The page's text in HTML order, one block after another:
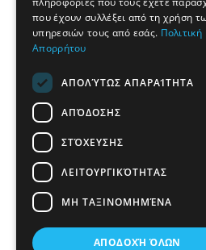
Υλικά: Ασήμι επιχρυσωμένο,
που έχουν συλλέξει από τη χρήση
υπηρεσιών τους από εσάς. Πολιτική
Απορρήτου
ΑΠΟΛΎΤΩΣ ΑΠΑΡΑΊΤΗΤΑ
ΑΠΌΔΟΣΗΣ
ΣΤΌΧΕΥΣΗΣ
ΛΕΙΤΟΥΡΓΙΚΌΤΗΤΑΣ
ΜΗ ΤΑΞΙΝΟΜΗΜΈΝΑ
ΑΠΟΔΟΧΉ ΌΛΩΝ